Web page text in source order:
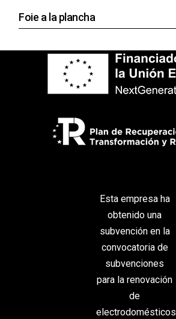
Foie a la plancha
Esta empresa ha
obtenido una
subvención en la
convocatoria de
subvenciones
para la renovación
de
electrodomésticos